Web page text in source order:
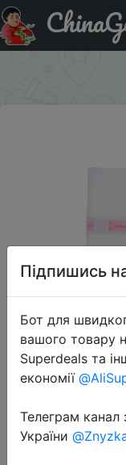
Придбати по
Белый Один
Підпишись
Бот для
вашого товару
Superdeals та
економії
Телеграм
України